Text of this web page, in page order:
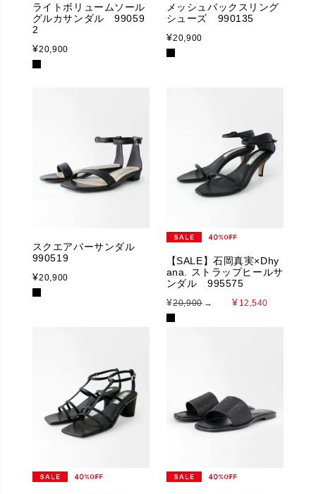
ライトボリュームソール
グルカサンダル 99059
2
¥20,900
メッシュバックスリング
シューズ 990135
¥20,900
スクエアバーサンダル
990519
¥20,900
【SALE】石岡真実×Dhy
ana. ストラップヒールサ
ンダル 995575
¥20,900 → ¥ 12,540